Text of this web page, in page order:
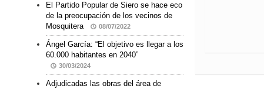
El Partido Popular de Siero se hace eco
de la preocupación de los vecinos de
Mosquitera
08/07/2022
Ángel García: “El objetivo es llegar a los
60.000 habitantes en 2040”
30/03/2024
Adjudicadas las obras del área de